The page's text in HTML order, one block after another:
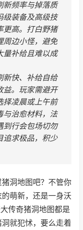
新频率与掉落质
级装备及高级技
更高。打白野猪
周边小怪，避免
量补给且难以成
新快、补给自给
益。玩家需避开
择凌晨或上午前
与治愈材料，法
到行会包场切勿
追求极品，积少
洞地图吧？不管你
萌新，还是一身沃
传奇猪洞地图都是
就犯怵，要么走着